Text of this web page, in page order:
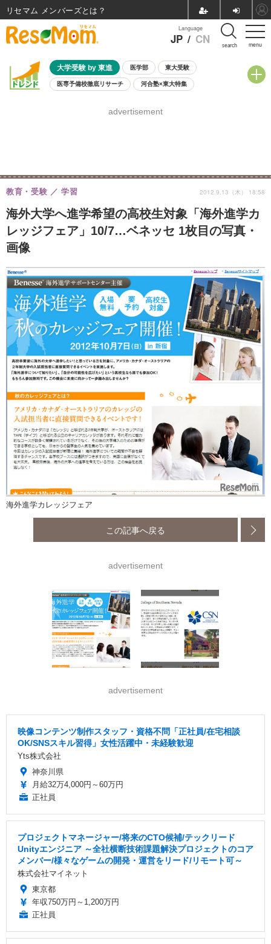
menu
Language
JP / CN search
大学受験 by 東進 医学部 東大受験
医専予備校徹底リサーチ 河合塾×東大特集
8月開催学校説明会・相談会
advertisement
海外大学へ進学希望の高校生対象「海外進学カ
レッジフェア」10/7…ベネッセ 1枚目の写真・
画像
教育・受験 学習 2012.9.13（木） 18:58
海外進学カレッジフェア
この記事へ戻る
advertisement
advertisement
映像コンテンツ制作スタッフ・資格不問「正社員/在宅相談
OK/SNSスキル習得」女性活躍中・未経験歓迎
Yts株式会社
神奈川県
月給32万4,000円～60万円
正社員
プロジェクトマネージャー/将来のCTO候補/テックリード
Unityエンジニア ～全社横断技術課題解決プロジェクトのコア
メンバー/様々なゲームの開発・運営をリード/リモート可～
株式会社マイネット
東京都
年収750万円～1,200万円
正社員
リセマム メンバーズ